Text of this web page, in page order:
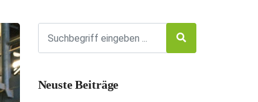
Neuste Beiträge